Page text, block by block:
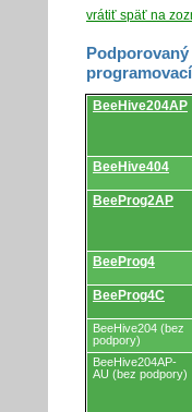
vrátiť späť na
Podporovaný
programátormi
adaptérmi/
BeeHive204AP
BeeHive404
BeeProg2AP
BeeProg4
BeeProg4C
BeeHive204 (bez
podpory)
BeeHive204AP-
AU (bez podpory)